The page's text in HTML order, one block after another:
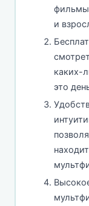
и
каких-
это